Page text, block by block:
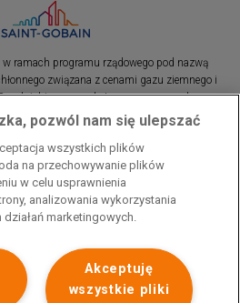
ramach programu rządowego pod nazwą
związana z cenami gazu ziemnego i
uzyskał pomoc w ramach
„Pomoc dla sektorów energochłonnych
gazu ziemnego i energii elektrycznej w
pozwól nam się ulepszać
wszystkich plików
na przechowywanie plików
w celu usprawnienia
analizowania wykorzystania
marketingowych.
Akceptuję
wszystkie pliki